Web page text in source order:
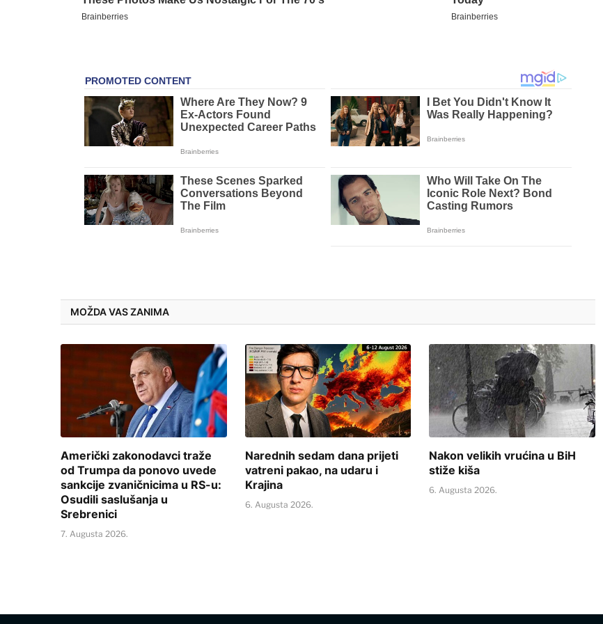
MOŽDA VAS ZANIMA
Američki zakonodavci traže
od Trumpa da ponovo uvede
sankcije zvaničnicima u RS-u:
Osudili saslušanja u
Srebrenici
7. Augusta 2026.
Narednih sedam dana prijeti
vatreni pakao, na udaru i
Krajina
6. Augusta 2026.
Nakon velikih vrućina u BiH
stiže kiša
6. Augusta 2026.